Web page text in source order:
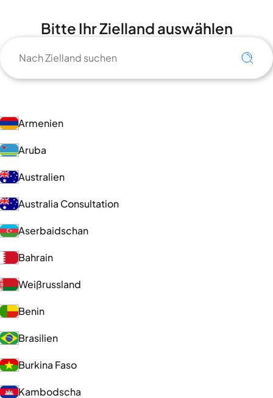
Bitte Ihr Zielland auswählen
Armenien
Aruba
Australien
Australia Consultation
Aserbaidschan
Bahrain
Weißrussland
Benin
Brasilien
Burkina Faso
Kambodscha